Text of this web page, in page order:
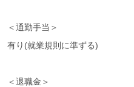
＜通勤手当＞
有り(就業規則に準ずる)
＜退職金＞